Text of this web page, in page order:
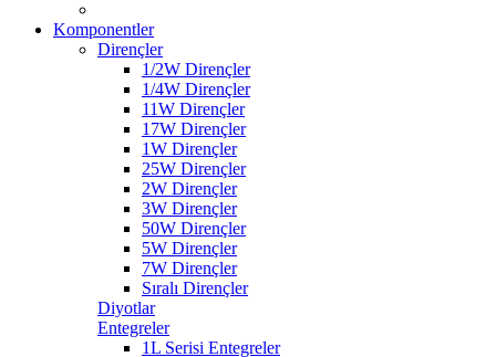
Komponentler
Dirençler
1/2W Dirençler
1/4W Dirençler
11W Dirençler
17W Dirençler
1W Dirençler
25W Dirençler
2W Dirençler
3W Dirençler
50W Dirençler
5W Dirençler
7W Dirençler
Sıralı Dirençler
Diyotlar
Entegreler
1L Serisi Entegreler